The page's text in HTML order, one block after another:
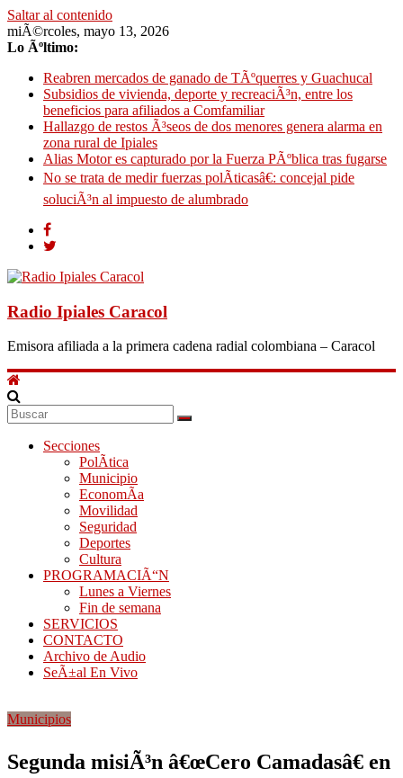
Saltar al contenido
miÃ©rcoles, mayo 13, 2026
Lo Ãºltimo:
Reabren mercados de ganado de TÃºquerres y Guachucal
Subsidios de vivienda, deporte y recreaciÃ³n, entre los
beneficios para afiliados a Comfamiliar
Hallazgo de restos Ã³seos de dos menores genera alarma en
zona rural de Ipiales
Alias Motor es capturado por la Fuerza PÃºblica tras fugarse
No se trata de medir fuerzas polÃ­ticasâ€: concejal pide
soluciÃ³n al impuesto de alumbrado
Radio Ipiales Caracol
Emisora afiliada a la primera cadena radial colombiana – Caracol
Secciones
PolÃ­tica
Municipio
EconomÃ­a
Movilidad
Seguridad
Deportes
Cultura
PROGRAMACIÃ“N
Lunes a Viernes
Fin de semana
SERVICIOS
CONTACTO
Archivo de Audio
SeÃ±al En Vivo
Municipios
Segunda misiÃ³n â€œCero Camadasâ€ en